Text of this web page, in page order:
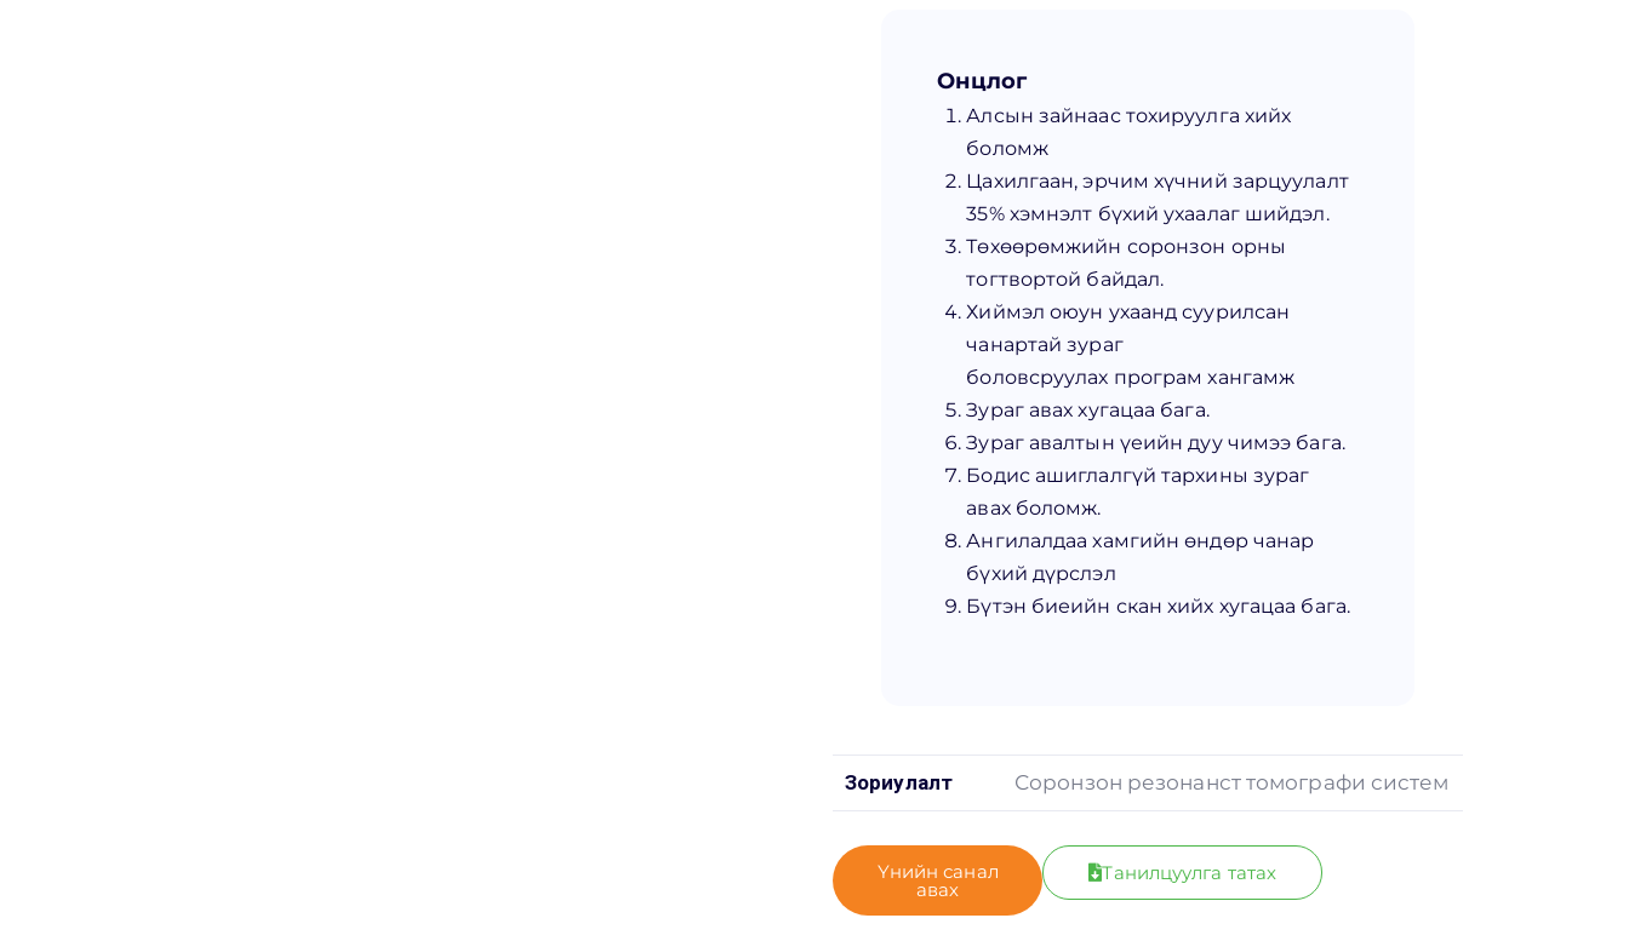
Онцлог
Алсын зайнаас тохируулга хийх
боломж
Цахилгаан, эрчим хүчний зарцуулалт
35% хэмнэлт бүхий ухаалаг шийдэл.
Төхөөрөмжийн соронзон орны
тогтвортой байдал.
Хиймэл оюун ухаанд суурилсан
чанартай зураг
боловсруулах програм хангамж
Зураг авах хугацаа бага.
Зураг авалтын үеийн дуу чимээ бага.
Бодис ашиглалгүй тархины зураг
авах боломж.
Ангилалдаа хамгийн өндөр чанар
бүхий дүрслэл
Бүтэн биеийн скан хийх хугацаа бага.
Зориулалт Соронзон резонанст томографи систем
Үнийн санал
авах
Танилцуулга татах